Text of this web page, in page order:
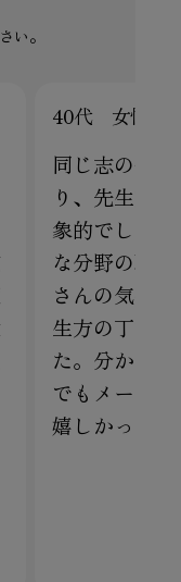
い。
40代 女性
同じ志の仲
り、先生方
象的でした
な分野の職
さんの気付
生方の丁寧
た。分から
でもメール
嬉しかった